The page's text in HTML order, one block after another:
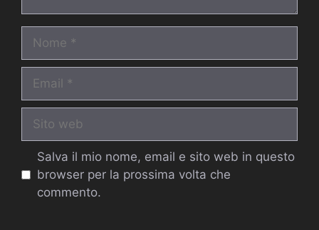
Salva il mio nome, email e sito web in questo
browser per la prossima volta che
commento.